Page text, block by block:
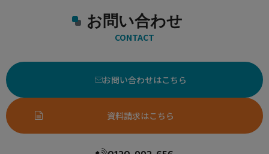
お問い合わせ
CONTACT
お問い合わせはこちら
資料請求はこちら